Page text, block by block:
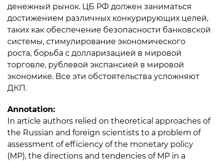
денежный рынок. ЦБ РФ должен заниматься
достижением различных конкурирующих целей,
таких как обеспечение безопасности банковской
системы, стимулирование экономического
роста, борьба с долларизацией в мировой
торговле, рублевой экспансией в мировой
экономике. Все эти обстоятельства усложняют
ДКП.
Annotation:
In article authors relied on theoretical approaches of
the Russian and foreign scientists to a problem of
assessment of efficiency of the monetary policy
(MP), the directions and tendencies of MP in a